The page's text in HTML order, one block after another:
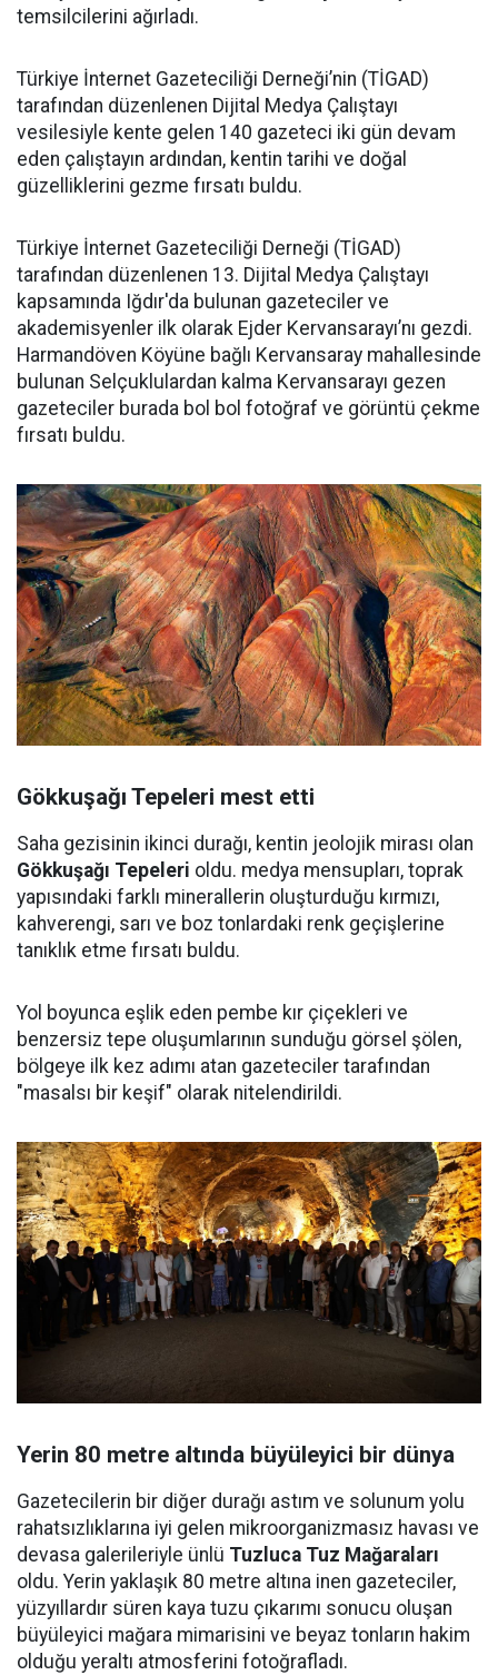
temsilcilerini ağırladı.
Türkiye İnternet Gazeteciliği Derneği’nin (TİGAD)
tarafından düzenlenen Dijital Medya Çalıştayı
vesilesiyle kente gelen 140 gazeteci iki gün devam
eden çalıştayın ardından, kentin tarihi ve doğal
güzelliklerini gezme fırsatı buldu.
Türkiye İnternet Gazeteciliği Derneği (TİGAD)
tarafından düzenlenen 13. Dijital Medya Çalıştayı
kapsamında Iğdır'da bulunan gazeteciler ve
akademisyenler ilk olarak Ejder Kervansarayı’nı gezdi.
Harmandöven Köyüne bağlı Kervansaray mahallesinde
bulunan Selçuklulardan kalma Kervansarayı gezen
gazeteciler burada bol bol fotoğraf ve görüntü çekme
fırsatı buldu.
Gökkuşağı Tepeleri mest etti
Saha gezisinin ikinci durağı, kentin jeolojik mirası olan
Gökkuşağı Tepeleri oldu. medya mensupları, toprak
yapısındaki farklı minerallerin oluşturduğu kırmızı,
kahverengi, sarı ve boz tonlardaki renk geçişlerine
tanıklık etme fırsatı buldu.
Yol boyunca eşlik eden pembe kır çiçekleri ve
benzersiz tepe oluşumlarının sunduğu görsel şölen,
bölgeye ilk kez adımı atan gazeteciler tarafından
"masalsı bir keşif" olarak nitelendirildi.
Yerin 80 metre altında büyüleyici bir dünya
Gazetecilerin bir diğer durağı astım ve solunum yolu
rahatsızlıklarına iyi gelen mikroorganizmasız havası ve
devasa galerileriyle ünlü Tuzluca Tuz Mağaraları
oldu. Yerin yaklaşık 80 metre altına inen gazeteciler,
yüzyıllardır süren kaya tuzu çıkarımı sonucu oluşan
büyüleyici mağara mimarisini ve beyaz tonların hakim
olduğu yeraltı atmosferini fotoğrafladı.